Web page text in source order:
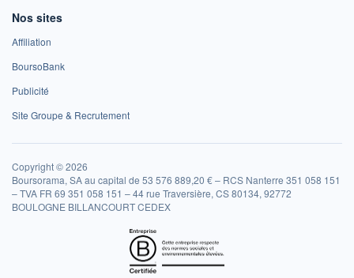
Nos sites
Affiliation
BoursoBank
Publicité
Site Groupe & Recrutement
Copyright © 2026
Boursorama, SA au capital de 53 576 889,20 € – RCS Nanterre 351 058 151
– TVA FR 69 351 058 151 – 44 rue Traversière, CS 80134, 92772
BOULOGNE BILLANCOURT CEDEX